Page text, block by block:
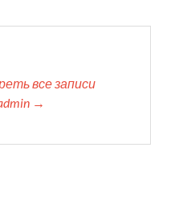
все записи
→